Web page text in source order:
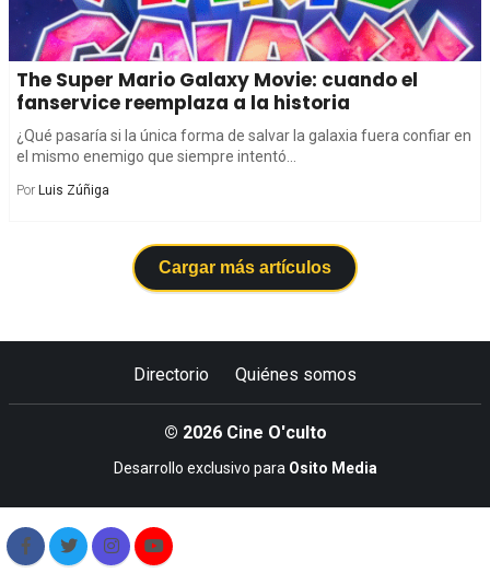
The Super Mario Galaxy Movie: cuando el
fanservice reemplaza a la historia
¿Qué pasaría si la única forma de salvar la galaxia fuera confiar en
el mismo enemigo que siempre intentó...
Por Luis Zúñiga
Cargar más artículos
Directorio Quiénes somos
© 2026 Cine O'culto
Desarrollo exclusivo para Osito Media